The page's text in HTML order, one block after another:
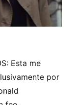
Esta me
por